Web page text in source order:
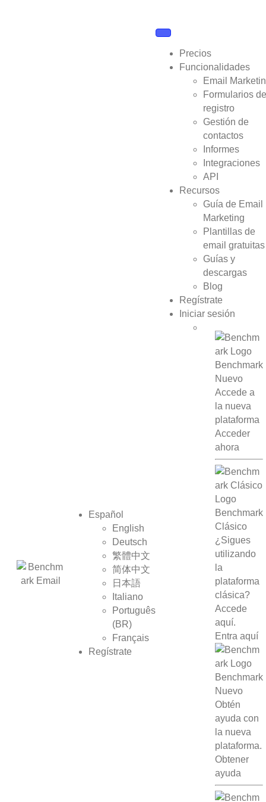
Español
English
Deutsch
繁體中文
简体中文
日本語
Italiano
Português
(BR)
Français
Regístrate
Precios
Funcionalidades
Email
Formularios de
registro
Gestión de
contactos
Informes
Integraciones
API
Recursos
Guía de Email
Marketing
Plantillas de
email gratuitas
Guías y
descargas
Blog
Regístrate
Iniciar sesión
Benchmark
Nuevo
Accede a
la nueva
plataforma
Acceder
ahora
Benchmark
Clásico
¿Sigues
utilizando
la
plataforma
clásica?
Accede
aquí.
Entra aquí
Benchmark
Nuevo
Obtén
ayuda con
la nueva
plataforma.
Obtener
ayuda